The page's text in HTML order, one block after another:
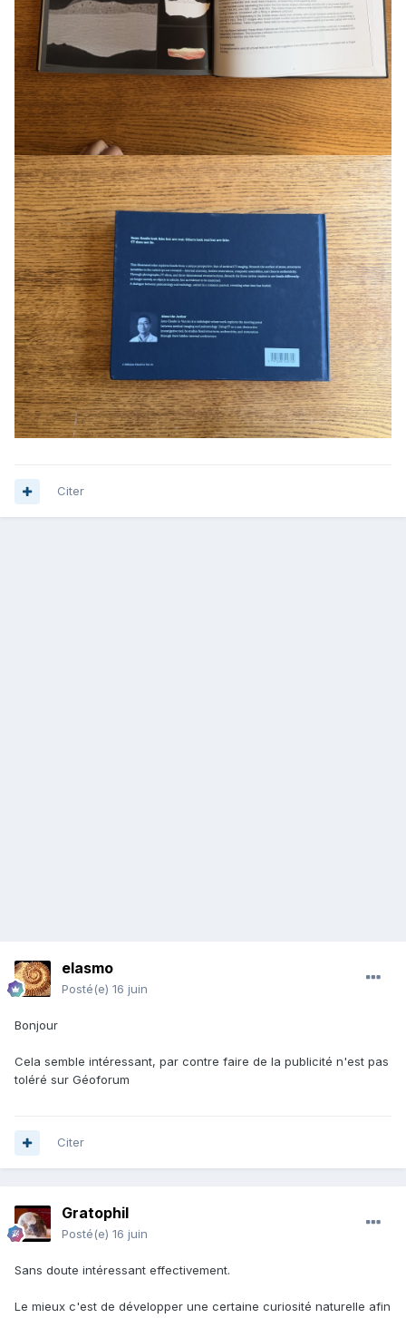
Citer
elasmo
Posté(e) 16 juin
Bonjour
Cela semble intéressant, par contre faire de la publicité n'est pas
toléré sur Géoforum
Citer
Gratophil
Posté(e) 16 juin
Sans doute intéressant effectivement.
Le mieux c'est de développer une certaine curiosité naturelle afin